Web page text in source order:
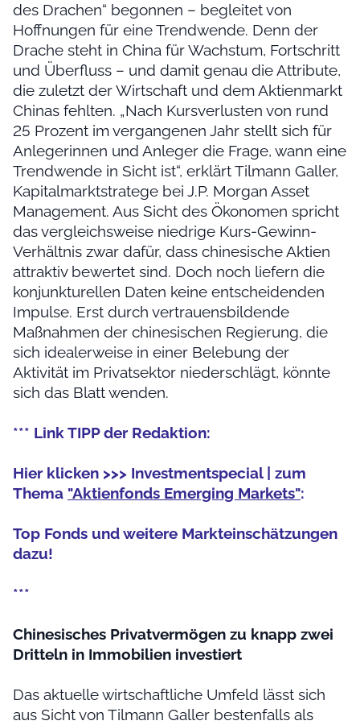
des Drachen“ begonnen – begleitet von
Hoffnungen für eine Trendwende. Denn der
Drache steht in China für Wachstum, Fortschritt
und Überfluss – und damit genau die Attribute,
die zuletzt der Wirtschaft und dem Aktienmarkt
Chinas fehlten. „Nach Kursverlusten von rund
25 Prozent im vergangenen Jahr stellt sich für
Anlegerinnen und Anleger die Frage, wann eine
Trendwende in Sicht ist“, erklärt Tilmann Galler,
Kapitalmarktstratege bei J.P. Morgan Asset
Management. Aus Sicht des Ökonomen spricht
das vergleichsweise niedrige Kurs-Gewinn-
Verhältnis zwar dafür, dass chinesische Aktien
attraktiv bewertet sind. Doch noch liefern die
konjunkturellen Daten keine entscheidenden
Impulse. Erst durch vertrauensbildende
Maßnahmen der chinesischen Regierung, die
sich idealerweise in einer Belebung der
Aktivität im Privatsektor niederschlägt, könnte
sich das Blatt wenden.
*** Link TIPP der Redaktion:
Hier klicken >>> Investmentspecial | zum
Thema "Aktienfonds Emerging Markets":
Top Fonds und weitere Markteinschätzungen
dazu!
***
Chinesisches Privatvermögen zu knapp zwei
Dritteln in Immobilien investiert
Das aktuelle wirtschaftliche Umfeld lässt sich
aus Sicht von Tilmann Galler bestenfalls als